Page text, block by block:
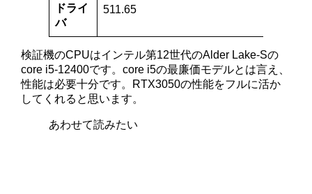
ドライ
バ
511.65
検証機のCPUはインテル第12世代のAlder Lake-Sの
core i5-12400です。core i5の最廉価モデルとは言え、
性能は必要十分です。RTX3050の性能をフルに活か
してくれると思います。
あわせて読みたい